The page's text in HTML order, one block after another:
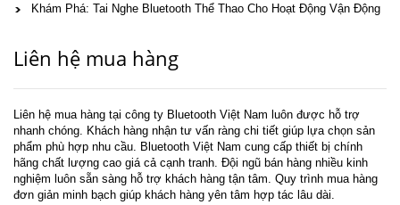
Khám Phá: Tai Nghe Bluetooth Thể Thao Cho Hoạt Động Vận Động
Liên hệ mua hàng
Liên hệ mua hàng tại công ty Bluetooth Việt Nam luôn được hỗ trợ
nhanh chóng. Khách hàng nhận tư vấn ràng chi tiết giúp lựa chọn sản
phẩm phù hợp nhu cầu. Bluetooth Việt Nam cung cấp thiết bị chính
hãng chất lượng cao giá cả cạnh tranh. Đội ngũ bán hàng nhiều kinh
nghiệm luôn sẵn sàng hỗ trợ khách hàng tận tâm. Quy trình mua hàng
đơn giản minh bạch giúp khách hàng yên tâm hợp tác lâu dài.